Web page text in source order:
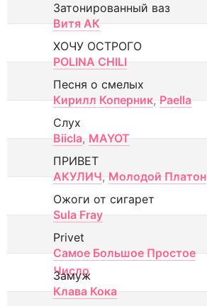
Затонированный ваз
Витя АК
ХОЧУ ОСТРОГО
POLINA CHILI
Песня о смелых
Кирилл Коперник, Paella
Слух
Biicla, MAYOT
ПРИВЕТ
АКУЛИЧ, Молодой Платон
Ожоги от сигарет
Sula Fray
Privet
Самое Большое Простое
Число
Замуж
Клава Кока